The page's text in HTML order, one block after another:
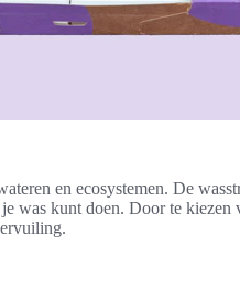
en ecosystemen. De
was kunt doen. Door te kiezen